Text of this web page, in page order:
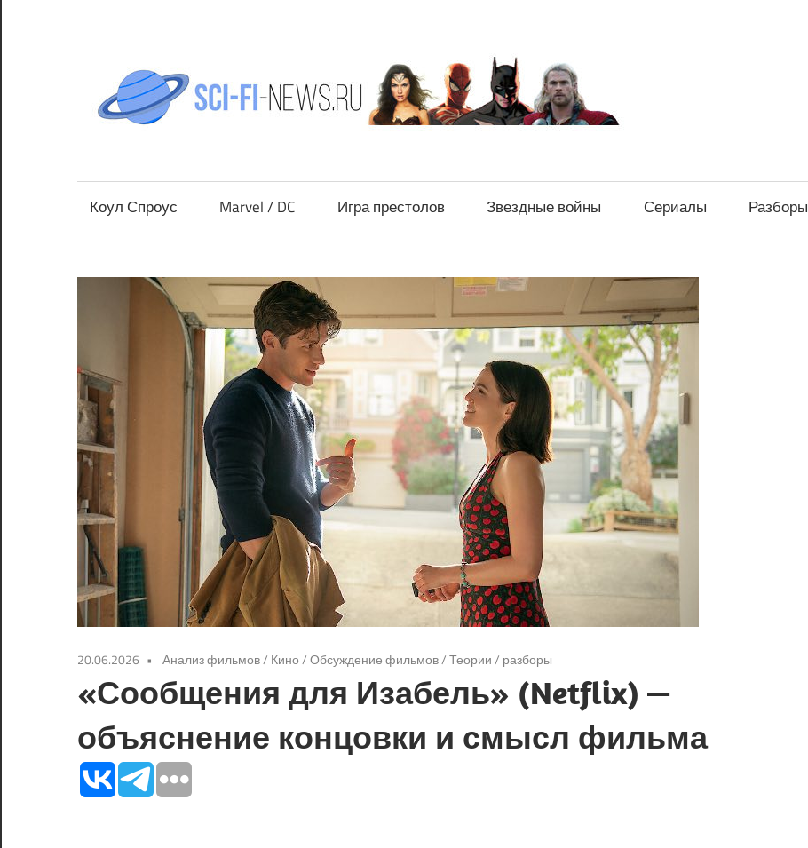
news.ru
Коул Спроус Marvel / DC Игра престолов Звездные войны Сериалы Разборы
20.06.2026 Анализ фильмов/ Кино/Обсуждение фильмов/Теории / разборы
«Сообщения для Изабель» (Netflix) —
объяснение концовки и смысл фильма